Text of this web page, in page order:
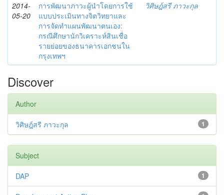
2014-
05-20
การพัฒนาภาวะผู้นำโดยการใช้
แบบประเมินทางจิตวิทยาและ
การจัดทำแผนพัฒนาตนเอง:
กรณีศึกษานักวิเคราะห์สินเชื่อ
รายย่อยของธนาคารเอกชนใน
กรุงเทพฯ
วิศิษฎ์สรี ภาวะกุล
Discover
Author
1
วิศิษฎ์สรี ภาวะกุล
Subject
1
DAP